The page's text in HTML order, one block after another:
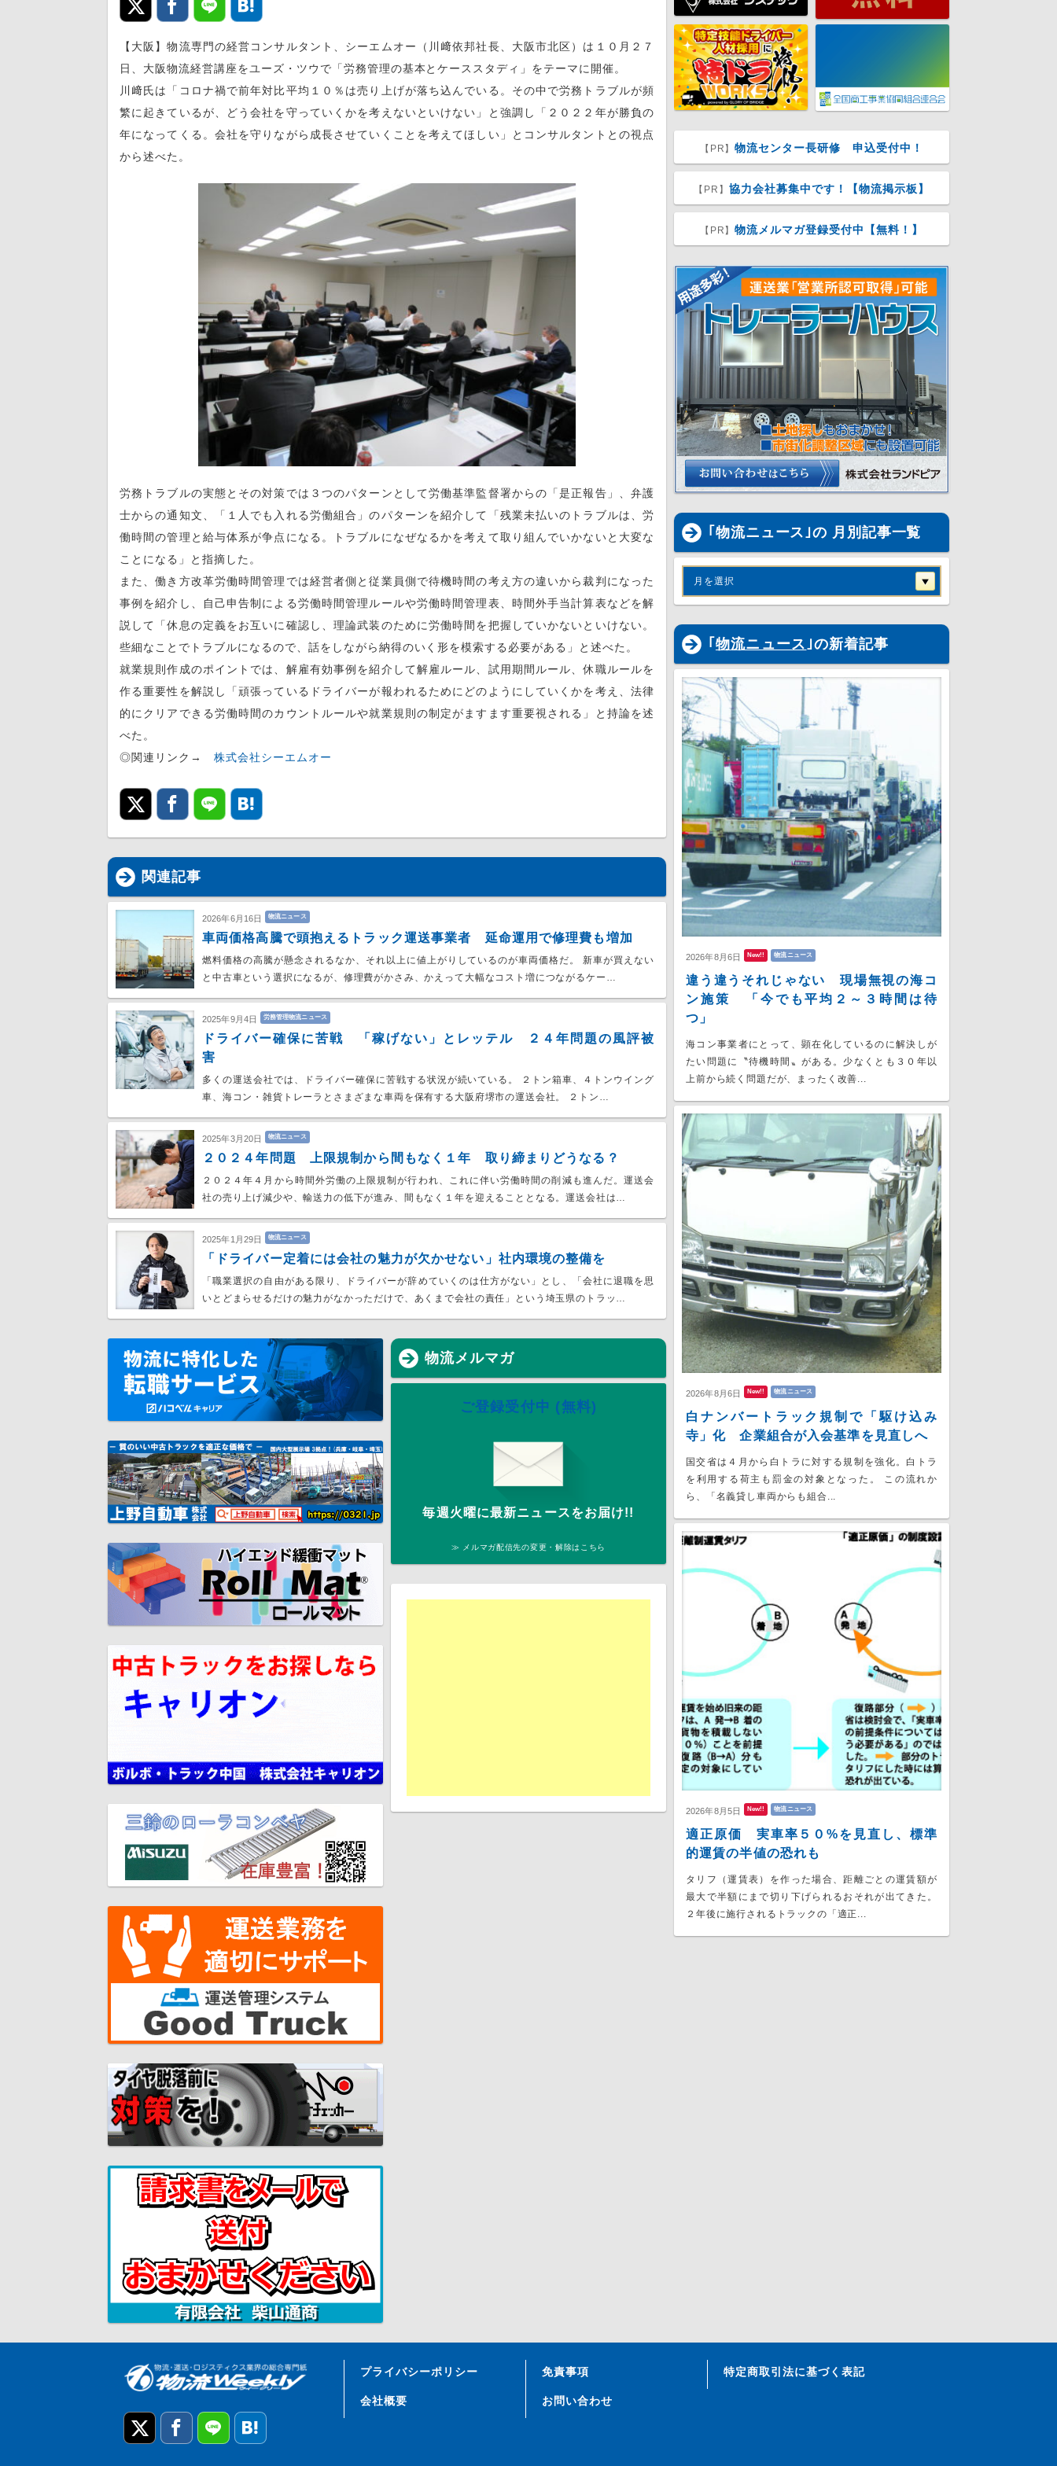
【大阪】物流専門の経営コンサルタント、シーエムオー（川﨑依邦社長、大阪市北区）は１０月２７
日、大阪物流経営講座をユーズ・ツウで「労務管理の基本とケーススタディ」をテーマに開催。
川﨑氏は「コロナ禍で前年対比平均１０％は売り上げが落ち込んでいる。その中で労務トラブルが頻
繁に起きているが、どう会社を守っていくかを考えないといけない」と強調し「２０２２年が勝負の
年になってくる。会社を守りながら成長させていくことを考えてほしい」とコンサルタントとの視点
から述べた。
労務トラブルの実態とその対策では３つのパターンとして労働基準監督署からの「是正報告」、弁護
士からの通知文、「１人でも入れる労働組合」のパターンを紹介して「残業未払いのトラブルは、労
働時間の管理と給与体系が争点になる。トラブルになぜなるかを考えて取り組んでいかないと大変な
ことになる」と指摘した。
また、働き方改革労働時間管理では経営者側と従業員側で待機時間の考え方の違いから裁判になった
事例を紹介し、自己申告制による労働時間管理ルールや労働時間管理表、時間外手当計算表などを解
説して「休息の定義をお互いに確認し、理論武装のために労働時間を把握していかないといけない。
些細なことでトラブルになるので、話をしながら納得のいく形を模索する必要がある」と述べた。
就業規則作成のポイントでは、解雇有効事例を紹介して解雇ルール、試用期間ルール、休職ルールを
作る重要性を解説し「頑張っているドライバーが報われるためにどのようにしていくかを考え、法律
的にクリアできる労働時間のカウントルールや就業規則の制定がますます重要視される」と持論を述
べた。
◎関連リンク→ 株式会社シーエムオー
関連記事
2026年6月16日 物流ニュース
車両価格高騰で頭抱えるトラック運送事業者 延命運用で修理費も増加
燃料価格の高騰が懸念されるなか、それ以上に値上がりしているのが車両価格だ。 新車が買えない
と中古車という選択になるが、修理費がかさみ、かえって大幅なコスト増につながるケー…
2025年9月4日 労務管理物流ニュース
ドライバー確保に苦戦 「稼げない」とレッテル ２４年問題の風評被
害
多くの運送会社では、ドライバー確保に苦戦する状況が続いている。 ２トン箱車、４トンウイング
車、海コン・雑貨トレーラとさまざまな車両を保有する大阪府堺市の運送会社。 ２トン…
2025年3月20日 物流ニュース
２０２４年問題 上限規制から間もなく１年 取り締まりどうなる？
２０２４年４月から時間外労働の上限規制が行われ、これに伴い労働時間の削減も進んだ。運送会
社の売り上げ減少や、輸送力の低下が進み、間もなく１年を迎えることとなる。運送会社は…
2025年1月29日 物流ニュース
「ドライバー定着には会社の魅力が欠かせない」社内環境の整備を
「職業選択の自由がある限り、ドライバーが辞めていくのは仕方がない」とし、「会社に退職を思
いとどまらせるだけの魅力がなかっただけで、あくまで会社の責任」という埼玉県のトラッ…
【PR】物流センター長研修 申込受付中！
【PR】 協力会社募集中です！【物流掲示板】
【PR】物流メルマガ登録受付中【無料！】
｢物流ニュース｣の 月別記事一覧
月を選択
｢ 物流ニュース ｣の新着記事
2026年8月6日 New!! 物流ニュース
違う違うそれじゃない 現場無視の海コ
ン施策 「今でも平均２～３時間は待
つ」
海コン事業者にとって、顕在化しているのに解決しが
たい問題に〝待機時間〟がある。少なくとも３０年以
上前から続く問題だが、まったく改善...
2026年8月6日 New!! 物流ニュース
白ナンバートラック規制で「駆け込み
寺」化 企業組合が入会基準を見直しへ
国交省は４月から白トラに対する規制を強化。白トラ
を利用する荷主も罰金の対象となった。 この流れか
ら、「名義貸し車両からも組合...
2026年8月5日 New!! 物流ニュース
適正原価 実車率５０%を見直し、標準
的運賃の半値の恐れも
タリフ（運賃表）を作った場合、距離ごとの運賃額が
最大で半額にまで切り下げられるおそれが出てきた。
２年後に施行されるトラックの「適正...
物流メルマガ
ご登録受付中 (無料)
毎週火曜に最新ニュースをお届け!!
≫ メルマガ配信先の変更・解除はこちら
プライバシーポリシー 免責事項 特定商取引法に基づく表記
会社概要 お問い合わせ